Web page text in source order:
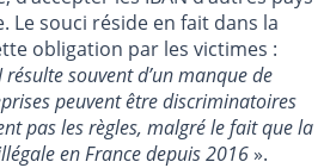
Le souci réside en fait dans la
obligation par les victimes :
souvent d’un manque de
peuvent être discriminatoires
pas les règles, malgré le fait que la
en France depuis 2016».